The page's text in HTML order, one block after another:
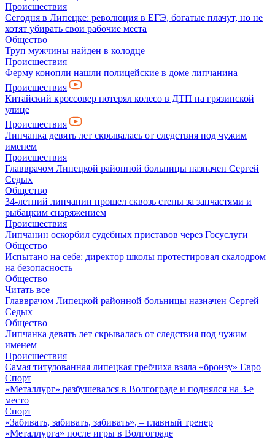
Происшествия
Сегодня в Липецке: революция в ЕГЭ, богатые плачут, но не
хотят убирать свои рабочие места
Общество
Труп мужчины найден в колодце
Происшествия
Ферму конопли нашли полицейские в доме липчанина
Происшествия
Китайский кроссовер потерял колесо в ДТП на грязинской
улице
Происшествия
Липчанка девять лет скрывалась от следствия под чужим
именем
Происшествия
Главврачом Липецкой районной больницы назначен Сергей
Седых
Общество
34-летний липчанин прошел сквозь стены за запчастями и
рыбацким снаряжением
Происшествия
Липчанин оскорбил судебных приставов через Госуслуги
Общество
Испытано на себе: директор школы протестировал скалодром
на безопасность
Общество
Читать все
Главврачом Липецкой районной больницы назначен Сергей
Седых
Общество
Липчанка девять лет скрывалась от следствия под чужим
именем
Происшествия
Самая титулованная липецкая гребчиха взяла «бронзу» Евро
Спорт
«Металлург» разбушевался в Волгограде и поднялся на 3-е
место
Спорт
«Забивать, забивать, забивать», – главный тренер
«Металлурга» после игры в Волгограде